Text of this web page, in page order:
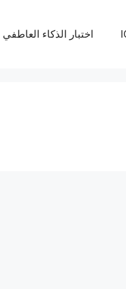
اختبار الذكاء العاطفي EQ